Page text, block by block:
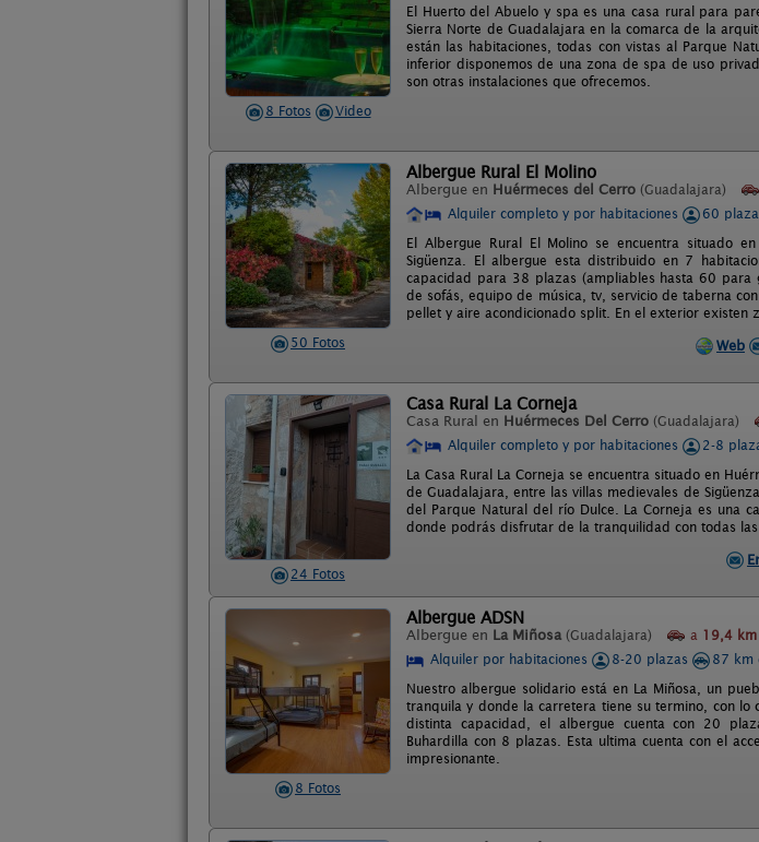
8 Fotos Video
El Huerto del Abuelo y spa es una casa rural para
Sierra Norte de Guadalajara en la comarca de la
están las habitaciones, todas con vistas al Parque
inferior disponemos de una zona de spa de uso
son otras instalaciones que ofrecemos.
50 Fotos
Albergue Rural El Molino
Albergue en Huérmeces del Cerro (Guadalajara)
Alquiler completo y por habitaciones
60
El Albergue Rural El Molino se encuentra situado
Sigüenza. El albergue esta distribuido en 7
capacidad para 38 plazas (ampliables hasta 60 para
de sofás, equipo de música, tv, servicio de taberna
pellet y aire acondicionado split. En el exterior existen
Web
24 Fotos
Casa Rural La Corneja
Casa Rural en Huérmeces Del Cerro (Guadalajara)
Alquiler completo y por habitaciones
2-8
La Casa Rural La Corneja se encuentra situado en
de Guadalajara, entre las villas medievales de
del Parque Natural del río Dulce. La Corneja es una
donde podrás disfrutar de la tranquilidad con todas las
8 Fotos
Albergue ADSN
Albergue en La Miñosa (Guadalajara) a 19,4 km
Alquiler por habitaciones
8-20 plazas 87 km
Nuestro albergue solidario está en La Miñosa, un
tranquila y donde la carretera tiene su termino, con lo
distinta capacidad, el albergue cuenta con 20
Buhardilla con 8 plazas. Esta ultima cuenta con el
impresionante.